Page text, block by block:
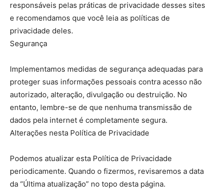
responsáveis pelas práticas de privacidade desses sites
e recomendamos que você leia as políticas de
privacidade deles.
Segurança
Implementamos medidas de segurança adequadas para
proteger suas informações pessoais contra acesso não
autorizado, alteração, divulgação ou destruição. No
entanto, lembre-se de que nenhuma transmissão de
dados pela internet é completamente segura.
Alterações nesta Política de Privacidade
Podemos atualizar esta Política de Privacidade
periodicamente. Quando o fizermos, revisaremos a data
da “Última atualização” no topo desta página.